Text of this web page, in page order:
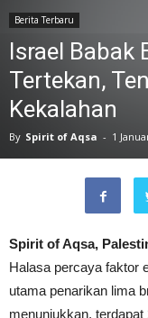
Berita Terbaru
Israel Babak
Tertekan,
Kekalahan
By Spirit of Aqsa - 1
Spirit of Aqsa,
Halasa percaya faktor
utama penarikan lima
menunjukkan,